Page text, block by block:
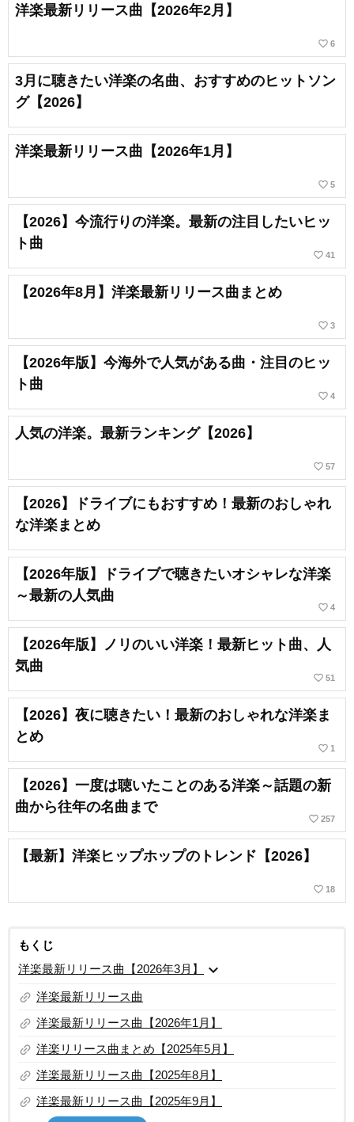
洋楽最新リリース曲【2026年2月】
favorite_border 6
3月に聴きたい洋楽の名曲、おすすめのヒットソン
グ【2026】
洋楽最新リリース曲【2026年1月】
favorite_border 5
【2026】今流行りの洋楽。最新の注目したいヒッ
ト曲
favorite_border 41
【2026年8月】洋楽最新リリース曲まとめ
favorite_border 3
【2026年版】今海外で人気がある曲・注目のヒッ
ト曲
favorite_border 4
人気の洋楽。最新ランキング【2026】
favorite_border 57
【2026】ドライブにもおすすめ！最新のおしゃれ
な洋楽まとめ
【2026年版】ドライブで聴きたいオシャレな洋楽
～最新の人気曲
favorite_border 4
【2026年版】ノリのいい洋楽！最新ヒット曲、人
気曲
favorite_border 51
【2026】夜に聴きたい！最新のおしゃれな洋楽ま
とめ
favorite_border 1
【2026】一度は聴いたことのある洋楽～話題の新
曲から往年の名曲まで
favorite_border 257
【最新】洋楽ヒップホップのトレンド【2026】
favorite_border 18
もくじ
洋楽最新リリース曲【2026年3月】
expand_more
link 洋楽最新リリース曲
link 洋楽最新リリース曲【2026年1月】
link 洋楽リリース曲まとめ【2025年5月】
link 洋楽最新リリース曲【2025年8月】
link 洋楽最新リリース曲【2025年9月】